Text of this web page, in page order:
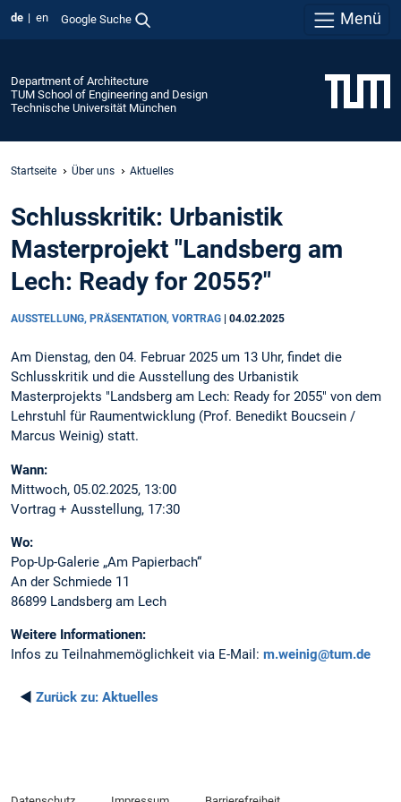
de en Google Suche Menü
Department of Architecture
TUM School of Engineering and Design
Technische Universität München
Startseite Über uns Aktuelles
Schlusskritik: Urbanistik
Masterprojekt "Landsberg am
Lech: Ready for 2055?"
AUSSTELLUNG, PRÄSENTATION, VORTRAG 04.02.2025
Am Dienstag, den 04. Februar 2025 um 13 Uhr, findet die
Schlusskritik und die Ausstellung des Urbanistik
Masterprojekts "Landsberg am Lech: Ready for 2055" von dem
Lehrstuhl für Raumentwicklung (Prof. Benedikt Boucsein /
Marcus Weinig) statt.
Wann:
Mittwoch, 05.02.2025, 13:00
Vortrag + Ausstellung, 17:30
Wo:
Pop-Up-Galerie „Am Papierbach“
An der Schmiede 11
86899 Landsberg am Lech
Weitere Informationen:
Infos zu Teilnahmemöglichkeit via E-Mail: m.weinig@tum.de
◄ Zurück zu: Aktuelles